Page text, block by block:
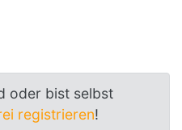
oder bist selbst
registrieren!